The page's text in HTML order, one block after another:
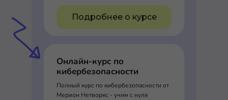
Подробнее о курсе
Онлайн-курс по
кибербезопасности
Полный курс по кибербезопасности от
Мерион Нетворкс - учим с нуля